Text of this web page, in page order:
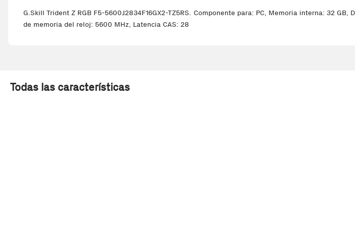
G.Skill Trident Z RGB F5-5600J2834F16GX2-TZ5RS. Componente para: PC, Memoria interna: 32
de memoria del reloj: 5600 MHz, Latencia CAS: 28
Todas las características